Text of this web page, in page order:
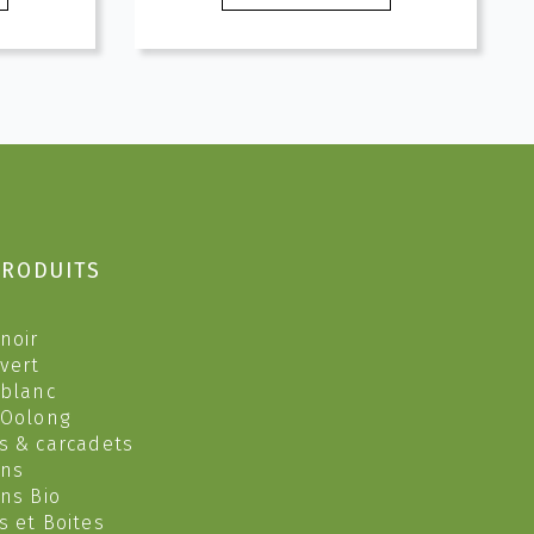
10.20 CHF
produit
options
& carcadets
Bio
et Boites